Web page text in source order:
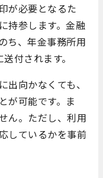
が必要となるた
持参します。金融
ち、年金事務所用
付されます。
向かなくても、
が可能です。ま
ん。ただし、利用
しているかを事前